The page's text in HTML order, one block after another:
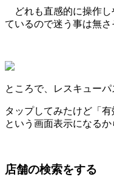
どれも直感的に操作し
ているので迷う事は無さ
ところで、レスキュー
タップしてみたけど「
という画面表示になるか
店舗の検索をする